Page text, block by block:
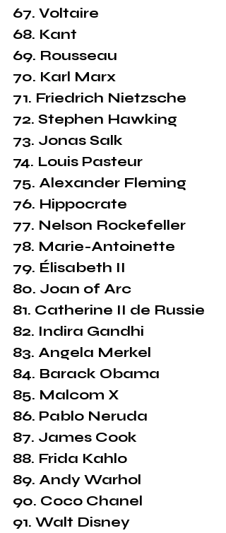
67. Voltaire
68. Kant
69. Rousseau
70. Karl Marx
71. Friedrich Nietzsche
72. Stephen Hawking
73. Jonas Salk
74. Louis Pasteur
75. Alexander Fleming
76. Hippocrate
77. Nelson Rockefeller
78. Marie-Antoinette
79. Élisabeth II
80. Joan of Arc
81. Catherine II de Russie
82. Indira Gandhi
83. Angela Merkel
84. Barack Obama
85. Malcom X
86. Pablo Neruda
87. James Cook
88. Frida Kahlo
89. Andy Warhol
90. Coco Chanel
91. Walt Disney